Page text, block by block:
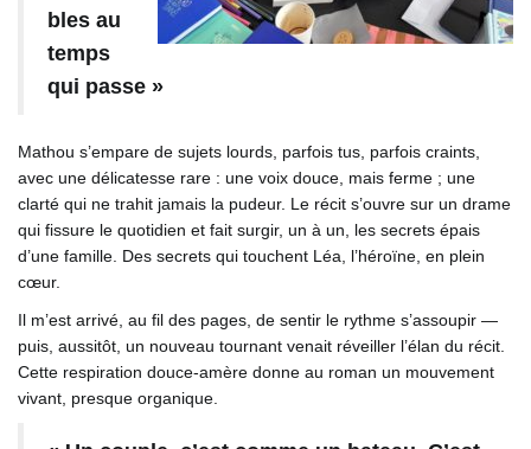
bles au
temps
qui passe »
Mathou s’empare de sujets lourds, parfois tus, parfois craints,
avec une délicatesse rare : une voix douce, mais ferme ; une
clarté qui ne trahit jamais la pudeur. Le récit s’ouvre sur un drame
qui fissure le quotidien et fait surgir, un à un, les secrets épais
d’une famille. Des secrets qui touchent Léa, l’héroïne, en plein
cœur.
Il m’est arrivé, au fil des pages, de sentir le rythme s’assoupir —
puis, aussitôt, un nouveau tournant venait réveiller l’élan du récit.
Cette respiration douce-amère donne au roman un mouvement
vivant, presque organique.